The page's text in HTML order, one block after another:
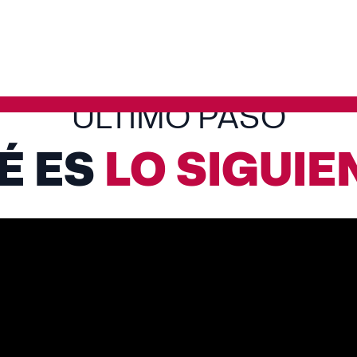
ÚLTIMO PASO
ES LO